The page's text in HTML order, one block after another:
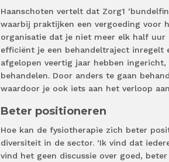
Haanschoten vertelt dat Zorg1
waarbij praktijken een vergoeding voor
organisatie dat je niet meer elk half uur
efficiënt je een behandeltraject inregelt
afgelopen veertig jaar hebben
behandelen. Door anders te gaan
waardoor je ook iets aan het verloop
Beter positioneren
Hoe kan de fysiotherapie zich beter
diversiteit in de sector. ‘Ik vind dat
vind het geen discussie over goed,